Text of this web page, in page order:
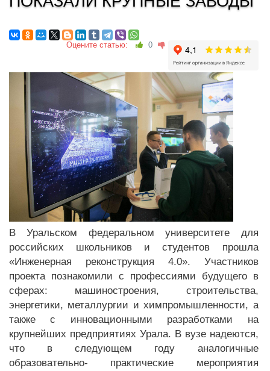
Оцените статью: 0
В Уральском федеральном университете для
российских школьников и студентов прошла
«Инженерная реконструкция 4.0». Участников
проекта познакомили с профессиями будущего в
сферах: машиностроения, строительства,
энергетики, металлургии и химпромышленности, а
также с инновационными разработками на
крупнейших предприятиях Урала. В вузе надеются,
что в следующем году аналогичные
образовательно- практические мероприятия